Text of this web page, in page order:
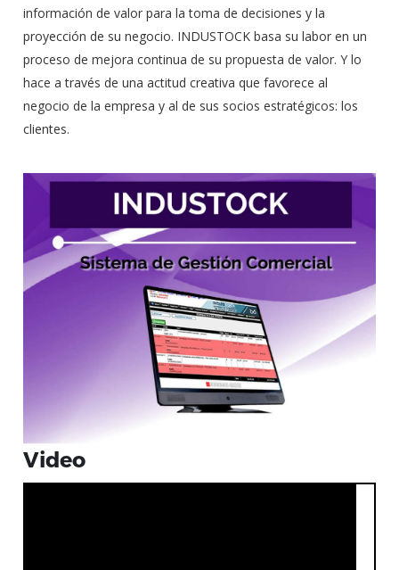
información de valor para la toma de decisiones y la
proyección de su negocio. INDUSTOCK basa su labor en un
proceso de mejora continua de su propuesta de valor. Y lo
hace a través de una actitud creativa que favorece al
negocio de la empresa y al de sus socios estratégicos: los
clientes.
Video